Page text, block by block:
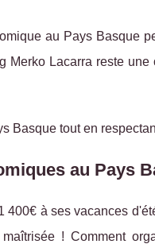
au Pays Basque
Lacarra reste
Basque tout en
au Pays
à ses vacances
! Comment